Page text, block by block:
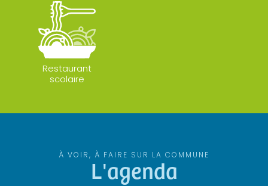
Restaurant
scolaire
À VOIR, À FAIRE SUR LA COMMUNE
L'agenda